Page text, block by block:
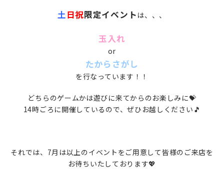
土日祝限定イベント は、、、
玉入れ
or
たからさがし
を行なっています！！
どちらのゲームかは遊びに来てからのお楽しみに💝
14時ごろに開催しているので、ぜひお越しください🎵
それでは、7月は以上のイベントをご用意して皆様のご来店を
お待ちいたしております💖